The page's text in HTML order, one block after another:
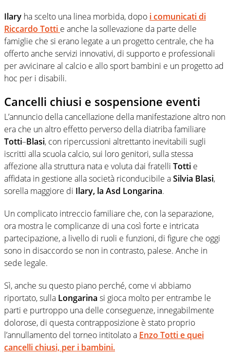
Ilary ha scelto una linea morbida, dopo i comunicati di
Riccardo Totti e anche la sollevazione da parte delle
famiglie che si erano legate a un progetto centrale, che ha
offerto anche servizi innovativi, di supporto e professionali
per avvicinare al calcio e allo sport bambini e un progetto ad
hoc per i disabili.
Cancelli chiusi e sospensione eventi
L’annuncio della cancellazione della manifestazione altro non
era che un altro effetto perverso della diatriba familiare
Totti–Blasi, con ripercussioni altrettanto inevitabili sugli
iscritti alla scuola calcio, sui loro genitori, sulla stessa
affezione alla struttura nata e voluta dai fratelli Totti e
affidata in gestione alla società riconducibile aSilvia Blasi,
sorella maggiore di Ilary, la Asd Longarina.
Un complicato intreccio familiare che, con la separazione,
ora mostra le complicanze di una così forte e intricata
partecipazione, a livello di ruoli e funzioni, di figure che oggi
sono in disaccordo se non in contrasto, palese. Anche in
sede legale.
Sì, anche su questo piano perché, come vi abbiamo
riportato, sulla Longarina si gioca molto per entrambe le
parti e purtroppo una delle conseguenze, innegabilmente
dolorose, di questa contrapposizione è stato proprio
l’annullamento del torneo intitolato a Enzo Totti e quei
cancelli chiusi, per i bambini.